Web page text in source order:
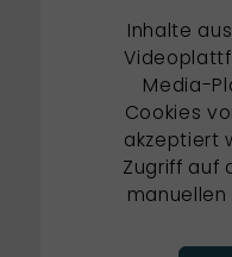
Inhalte
Media-
Cookies
akzeptiert
Zugriff auf